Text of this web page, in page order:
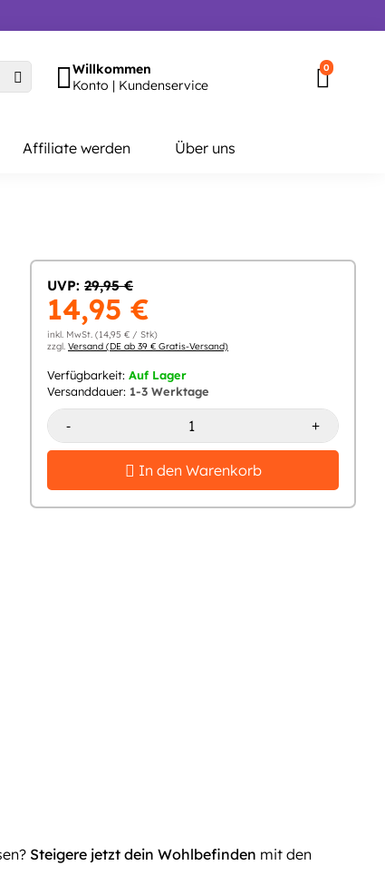
Willkommen
Konto | Kundenservice
0
Affiliate werden Über uns
UVP: 29,95 €
14,95 €
inkl. MwSt. (14,95 € / Stk)
zzgl. Versand (DE ab 39 € Gratis-Versand)
Verfügbarkeit: Auf Lager
Versanddauer: 1-3 Werktage
- +
In den Warenkorb
Steigere jetzt dein Wohlbefinden mit den